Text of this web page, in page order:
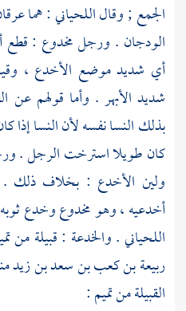
الجمع ; وقالاللحياني: هما
الودجان . ورجل مخدوع :
أي شديد موضع الأخدع ،
شديد الأبهر . وأما قولهم عن
بذلك النسا نفسه لأن النسا إذا
كان طويلا استرخت الرجل .
ولين الأخدع : بخلاف
أخدعيه ، وهو مخدوع وخدع
اللحياني. والخدعة : قبيلة من
ربيعة بن كعب بن سعد بن زيد
القبيلة منتميم: